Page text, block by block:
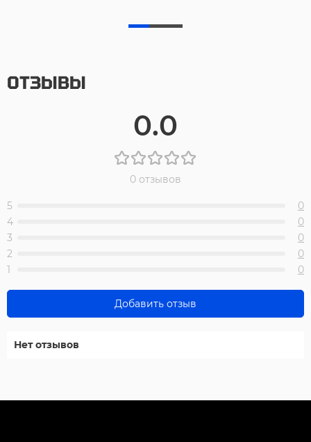
ОТЗЫВЫ
0.0
0 отзывов
5
0
4
0
3
0
2
0
1
0
Добавить отзыв
Нет отзывов